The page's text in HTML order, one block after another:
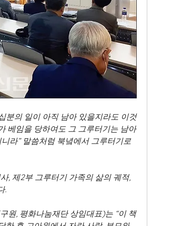
분의 일이 아직 남아 있을지라도 이것
베임을 당하여도 그 그루터기는 남아
라” 말씀처럼 북녘에서 그루터기로
, 제2부 그루터기 가족의 삶의 궤적,
.
원, 평화나눔재단 상임대표)는 “이 책